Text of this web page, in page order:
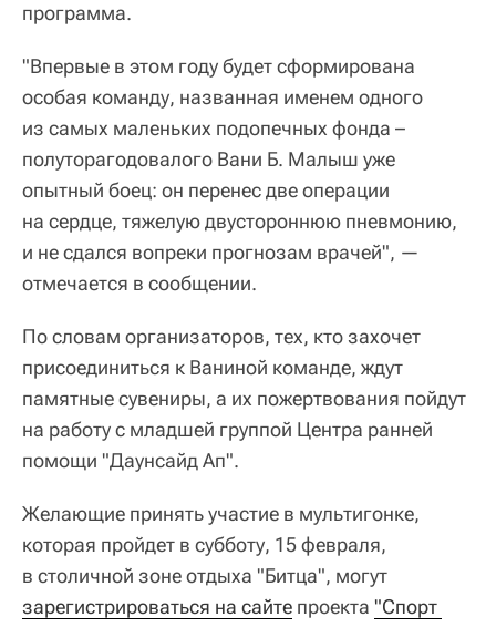
программа.
"Впервые в этом году будет сформирована
особая команду, названная именем одного
из самых маленьких подопечных фонда –
полуторагодовалого Вани Б. Малыш уже
опытный боец: он перенес две операции
на сердце, тяжелую двустороннюю пневмонию,
и не сдался вопреки прогнозам врачей", —
отмечается в сообщении.
По словам организаторов, тех, кто захочет
присоединиться к Ваниной команде, ждут
памятные сувениры, а их пожертвования пойдут
на работу с младшей группой Центра ранней
помощи "Даунсайд Ап".
Желающие принять участие в мультигонке,
которая пройдет в субботу, 15 февраля,
в столичной зоне отдыха "Битца", могут
зарегистрироваться на сайте проекта "Спорт